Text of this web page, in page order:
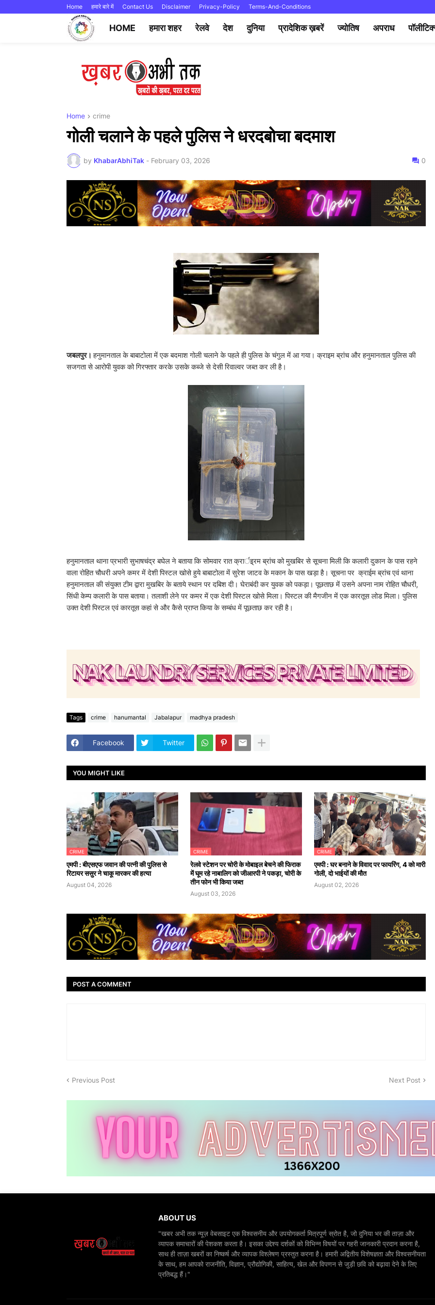
Home हमारे बारे में Contact Us Disclaimer Privacy-Policy Terms-And-Conditions
HOME हमारा शहर रेलवे देश दुनिया प्रादेशिक ख़बरें ज्योतिष अपराध
Home crime
गोली चलाने के पहले पुलिस ने धरदबोचा बदमाश
by KhabarAbhiTak - February 03, 2026 0
जबलपुर।हनुमानताल के बाबाटोला में एक बदमाश गोली चलाने के पहले ही पुलिस के चंगुल में आ गया। क्राइम ब्रांच और हनुमानताल पुलिस की
सजगता से आरोपी युवक को गिरफ्तार करके उसके कब्जे से देसी रिवाल्वर जब्त कर ली है।
हनुमानताल थाना प्रभारी सुभाषचंद्र बघेल ने बताया कि सोमवार रात क्रार्इ्रम ब्रांच को मुखबिर से सूचना मिली कि कलारी दुकान के पास रहने
वाला रोहित चौधरी अपने कमर में देशी पिस्टल खोसे हुये बाबाटोला में सुरेश जाटव के मकान के पास खड़ा है। सूचना पर क्राईम ब्रांच एवं थाना
हनुमानताल की संयुक्त टीम द्वारा मुखबिर के बताये स्थान पर दबिश दी। घेराबंदी कर युवक को पकड़ा। पूछताछ में उसने अपना नाम रोहित चौधरी,
सिंधी केम्प कलारी के पास बताया। तलाशी लेने पर कमर में एक देशी पिस्टल खोसे मिला। पिस्टल की मैगजीन में एक कारतूस लोड मिला। पुलिस
उक्त देशी पिस्टल एवं कारतूस कहां से और कैसे प्राप्त किया के सम्बंध में पूछताछ कर रही है।
Tags crime hanumantal Jabalapur madhya pradesh
Facebook Twitter
YOU MIGHT LIKE
CRIME
एमपी : बीएसएफ जवान की पत्नी की पुलिस से
रिटायर ससुर ने चाकू मारकर की हत्या
August 04, 2026
CRIME
रेलवे स्टेशन पर चोरी के मोबाइल बेचने की फिराक
में घूम रहे नाबालिग को जीआरपी ने पकड़ा, चोरी के
तीन फोन भी किया जब्त
August 03, 2026
CRIME
एमपी : घर बनाने के विवाद पर फायरिंग, 4 को मारी
गोली, दो भाईयों की मौत
August 02, 2026
POST A COMMENT
Previous Post Next Post
ABOUT US
"खबर अभी तक न्यूज़ वेबसाइट एक विश्वसनीय और उपयोगकर्ता मित्रपूर्ण स्रोत है, जो दुनिया भर की ताज़ा और
व्यापक समाचारों की पेशकश करता है। इसका उद्देश्य दर्शकों को विभिन्न विषयों पर गहरी जानकारी प्रदान करना है,
साथ ही ताज़ा खबरों का निष्कर्ष और व्यापक विश्लेषण प्रस्तुत करना है। हमारी अद्वितीय विशेषज्ञता और विश्वसनीयता
के साथ, हम आपको राजनीति, विज्ञान, प्रौद्योगिकी, साहित्य, खेल और विपणन से जुड़ी छवि को बढ़ावा देने के लिए
प्रतिबद्ध हैं।"